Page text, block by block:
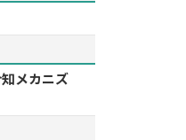
メカニズ